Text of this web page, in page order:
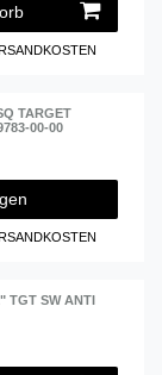
TARGET
00-00
TGT SW ANTI